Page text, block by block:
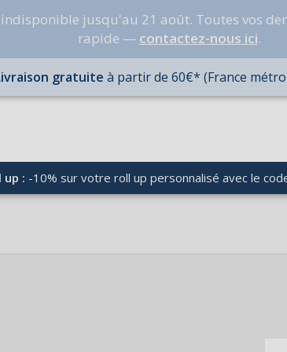
jusqu'au 21 août. Toutes vos
rapide — contactez-nous ici.
gratuite à partir de 60€* (France
up : -10% sur votre roll up personnalisé avec le